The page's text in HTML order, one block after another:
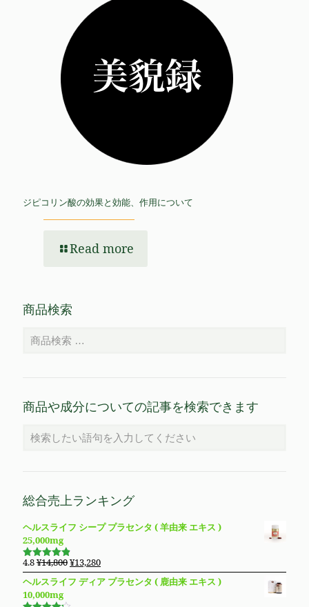
ジピコリン酸の効果と効能、作用について
Read more
商品検索
商品や成分についての記事を検索できます
総合売上ランキング
ヘルスライフ シープ プラセンタ ( 羊由来 エキス )
25,000mg
5段階で
4.83の評
価
4.8¥14,800元
の
価
¥13,280現
在
の
ヘルスライフ ディア プラセンタ ( 鹿由来 エキス )
10,000mg